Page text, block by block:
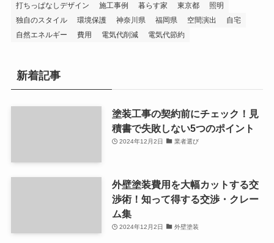
打ちっぱなしデザイン
施工事例 暮らす家 東京都
照明
独自のスタイル
環境保護 神奈川県 福岡県 空間演出
自宅
自然エネルギー
費用 電気代削減 電気代節約
新着記事
塗装工事の契約前にチェック！見
積書で失敗しない5つのポイント
2024年12月2日 業者選び
外壁塗装費用を大幅カットする交
渉術！知って得する交渉・クレー
ム集
2024年12月2日 外壁塗装